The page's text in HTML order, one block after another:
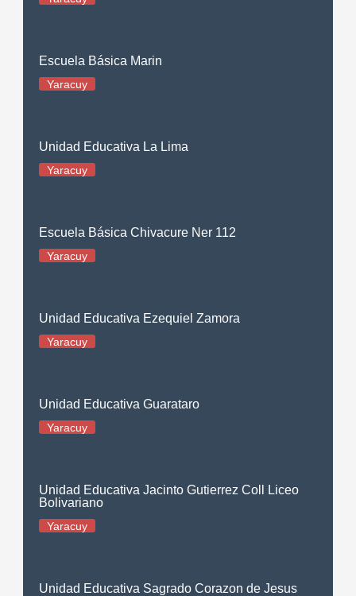
Escuela Básica Marin
Yaracuy
Unidad Educativa La Lima
Yaracuy
Escuela Básica Chivacure Ner 112
Yaracuy
Unidad Educativa Ezequiel Zamora
Yaracuy
Unidad Educativa Guarataro
Yaracuy
Unidad Educativa Jacinto Gutierrez Coll Liceo
Bolivariano
Yaracuy
Unidad Educativa Sagrado Corazon de Jesus